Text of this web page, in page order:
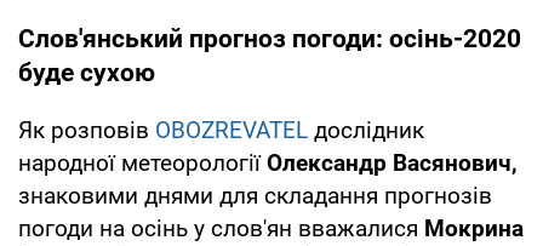
Слов'янський прогноз погоди: осінь-2020
буде сухою
Як розповів OBOZREVATEL дослідник
народної метеорологіїОлександр Васянович,
знаковими днями для складання прогнозів
погоди на осінь у слов'ян вважалися Мокрина